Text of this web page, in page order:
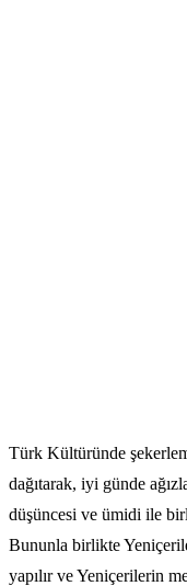
Türk Kültüründe
dağıtarak, iyi günde
düşüncesi ve ümidi ile
Bununla birlikte
yapılır ve Yeniçerilerin